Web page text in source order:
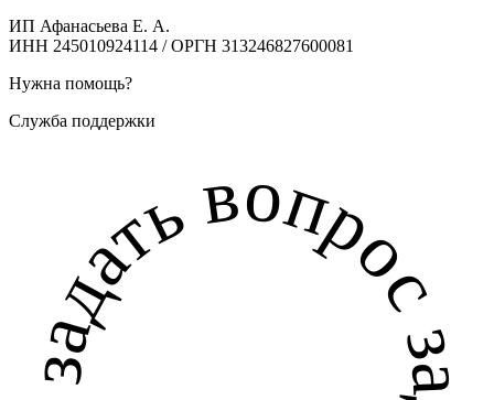
ИП Афанасьева Е. А.
ИНН 245010924114 / ОРГН 313246827600081
Нужна помощь?
Служба поддержки